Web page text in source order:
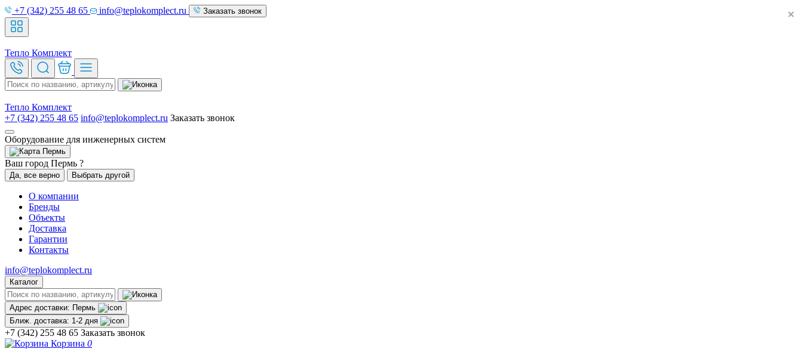
+7 (342) 255 48 65 info@teplokomplect.ru Заказать звонок
Тепло Комплект
Тепло Комплект
+7 (342) 255 48 65 info@teplokomplect.ru Заказать звонок
Оборудование для инженерных систем
Пермь
Ваш город Пермь ?
Да, все верно Выбрать другой
О компании
Бренды
Объекты
Доставка
Гарантии
Контакты
info@teplokomplect.ru
Каталог
Адрес доставки: Пермь
Ближ. доставка: 1-2 дня
+7 (342) 255 48 65 Заказать звонок
Корзина 0